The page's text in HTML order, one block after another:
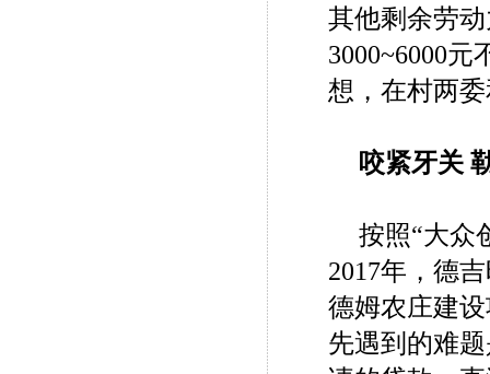
其他剩余劳
3000~6000
想，在村两
咬紧牙关
按照“大众
2017年，德
德姆农庄建
先遇到的难